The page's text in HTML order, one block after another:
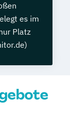
es im
Platz